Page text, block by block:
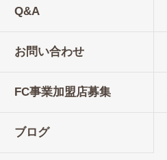
Q&A
お問い合わせ
FC事業加盟店募集
ブログ